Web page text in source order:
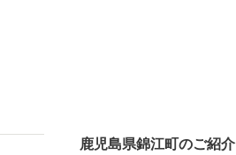
鹿児島県錦江町のご紹介